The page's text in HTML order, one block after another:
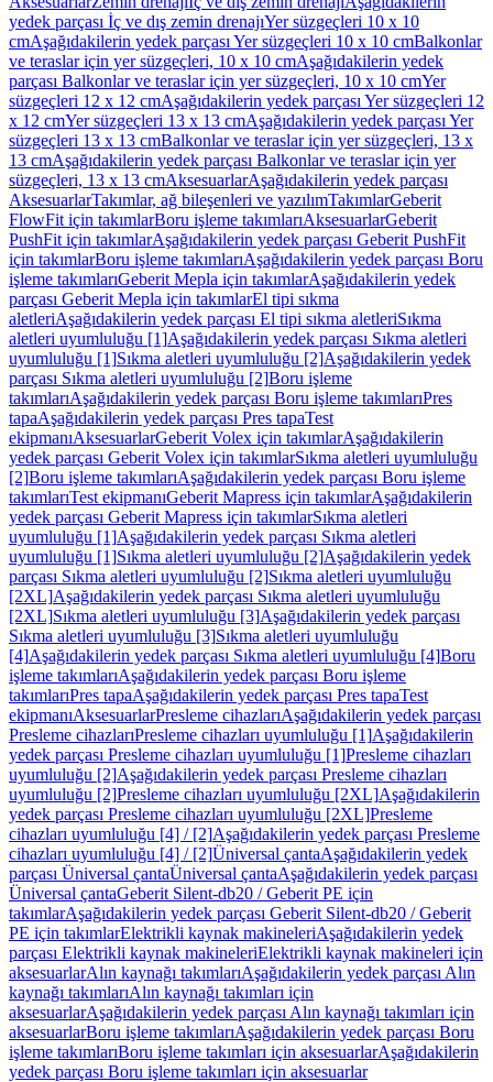
yedek parçası İç ve dış zemin drenajıYer süzgeçleri 10 x 10
cmAşağıdakilerin yedek parçası Yer süzgeçleri 10 x 10 cmBalkonlar
ve teraslar için yer süzgeçleri, 10 x 10 cmAşağıdakilerin yedek
parçası Balkonlar ve teraslar için yer süzgeçleri, 10 x 10 cmYer
süzgeçleri 12 x 12 cmAşağıdakilerin yedek parçası Yer süzgeçleri 12
x 12 cmYer süzgeçleri 13 x 13 cmAşağıdakilerin yedek parçası Yer
süzgeçleri 13 x 13 cmBalkonlar ve teraslar için yer süzgeçleri, 13 x
13 cmAşağıdakilerin yedek parçası Balkonlar ve teraslar için yer
süzgeçleri, 13 x 13 cmAksesuarlarAşağıdakilerin yedek parçası
AksesuarlarTakımlar, ağ bileşenleri ve yazılımTakımlarGeberit
FlowFit için takımlarBoru işleme takımlarıAksesuarlarGeberit
PushFit için takımlarAşağıdakilerin yedek parçası Geberit PushFit
için takımlarBoru işleme takımlarıAşağıdakilerin yedek parçası Boru
işleme takımlarıGeberit Mepla için takımlarAşağıdakilerin yedek
parçası Geberit Mepla için takımlarEl tipi sıkma
aletleriAşağıdakilerin yedek parçası El tipi sıkma aletleriSıkma
aletleri uyumluluğu [1]Aşağıdakilerin yedek parçası Sıkma aletleri
uyumluluğu [1]Sıkma aletleri uyumluluğu [2]Aşağıdakilerin yedek
parçası Sıkma aletleri uyumluluğu [2]Boru işleme
takımlarıAşağıdakilerin yedek parçası Boru işleme takımlarıPres
tapaAşağıdakilerin yedek parçası Pres tapaTest
ekipmanıAksesuarlarGeberit Volex için takımlarAşağıdakilerin
yedek parçası Geberit Volex için takımlarSıkma aletleri uyumluluğu
[2]Boru işleme takımlarıAşağıdakilerin yedek parçası Boru işleme
takımlarıTest ekipmanıGeberit Mapress için takımlarAşağıdakilerin
yedek parçası Geberit Mapress için takımlarSıkma aletleri
uyumluluğu [1]Aşağıdakilerin yedek parçası Sıkma aletleri
uyumluluğu [1]Sıkma aletleri uyumluluğu [2]Aşağıdakilerin yedek
parçası Sıkma aletleri uyumluluğu [2]Sıkma aletleri uyumluluğu
[2XL]Aşağıdakilerin yedek parçası Sıkma aletleri uyumluluğu
[2XL]Sıkma aletleri uyumluluğu [3]Aşağıdakilerin yedek parçası
Sıkma aletleri uyumluluğu [3]Sıkma aletleri uyumluluğu
[4]Aşağıdakilerin yedek parçası Sıkma aletleri uyumluluğu [4]Boru
işleme takımlarıAşağıdakilerin yedek parçası Boru işleme
takımlarıPres tapaAşağıdakilerin yedek parçası Pres tapaTest
ekipmanıAksesuarlarPresleme cihazlarıAşağıdakilerin yedek parçası
Presleme cihazlarıPresleme cihazları uyumluluğu [1]Aşağıdakilerin
yedek parçası Presleme cihazları uyumluluğu [1]Presleme cihazları
uyumluluğu [2]Aşağıdakilerin yedek parçası Presleme cihazları
uyumluluğu [2]Presleme cihazları uyumluluğu [2XL]Aşağıdakilerin
yedek parçası Presleme cihazları uyumluluğu [2XL]Presleme
cihazları uyumluluğu [4] / [2]Aşağıdakilerin yedek parçası Presleme
cihazları uyumluluğu [4] / [2]Üniversal çantaAşağıdakilerin yedek
parçası Üniversal çantaÜniversal çantaAşağıdakilerin yedek parçası
Üniversal çantaGeberit Silent-db20 / Geberit PE için
takımlarAşağıdakilerin yedek parçası Geberit Silent-db20 / Geberit
PE için takımlarElektrikli kaynak makineleriAşağıdakilerin yedek
parçası Elektrikli kaynak makineleriElektrikli kaynak makineleri için
aksesuarlarAlın kaynağı takımlarıAşağıdakilerin yedek parçası Alın
kaynağı takımlarıAlın kaynağı takımları için
aksesuarlarAşağıdakilerin yedek parçası Alın kaynağı takımları için
aksesuarlarBoru işleme takımlarıAşağıdakilerin yedek parçası Boru
işleme takımlarıBoru işleme takımları için aksesuarlarAşağıdakilerin
yedek parçası Boru işleme takımları için aksesuarlar